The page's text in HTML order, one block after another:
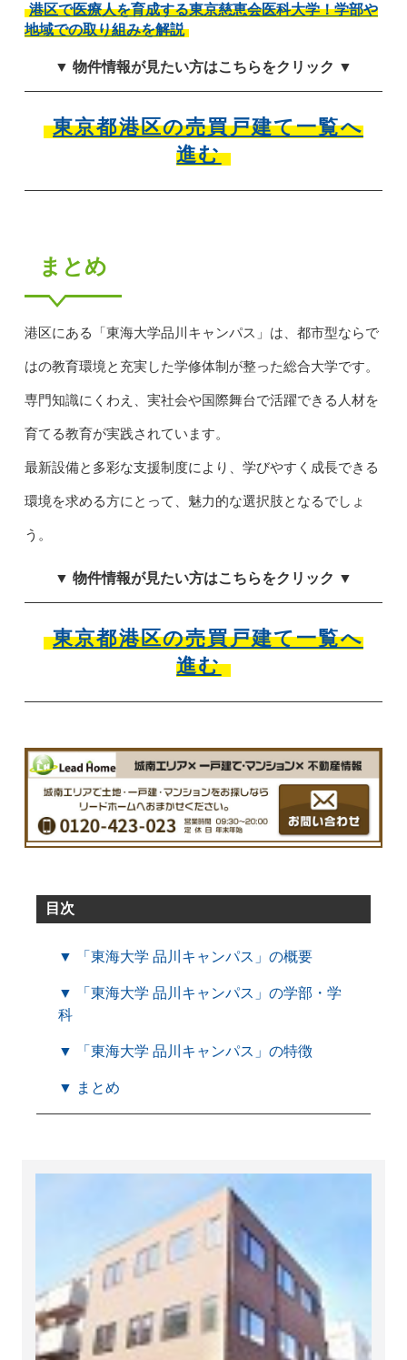
港区で医療人を育成する東京慈恵会医科大学！学部や
地域での取り組みを解説
▼ 物件情報が見たい方はこちらをクリック ▼
東京都港区の売買戸建て一覧へ
進む
まとめ
港区にある「東海大学品川キャンパス」は、都市型ならで
はの教育環境と充実した学修体制が整った総合大学です。
専門知識にくわえ、実社会や国際舞台で活躍できる人材を
育てる教育が実践されています。
最新設備と多彩な支援制度により、学びやすく成長できる
環境を求める方にとって、魅力的な選択肢となるでしょ
う。
▼ 物件情報が見たい方はこちらをクリック ▼
東京都港区の売買戸建て一覧へ
進む
目次
▼ 「東海大学 品川キャンパス」の概要
▼ 「東海大学 品川キャンパス」の学部・学
科
▼ 「東海大学 品川キャンパス」の特徴
▼ まとめ